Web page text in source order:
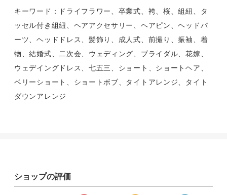
キーワード：ドライフラワー、卒業式、袴、桜、組紐、タ
ッセル付き組紐、ヘアアクセサリー、ヘアピン、ヘッドパ
ーツ、ヘッドドレス、髪飾り、成人式、前撮り、振袖、着
物、結婚式、二次会、ウェディング、ブライダル、花嫁、
ウェデイングドレス、七五三、ショート、ショートヘア、
ベリーショート、ショートボブ、タイトアレンジ、タイト
ダウンアレンジ
ショップの評価